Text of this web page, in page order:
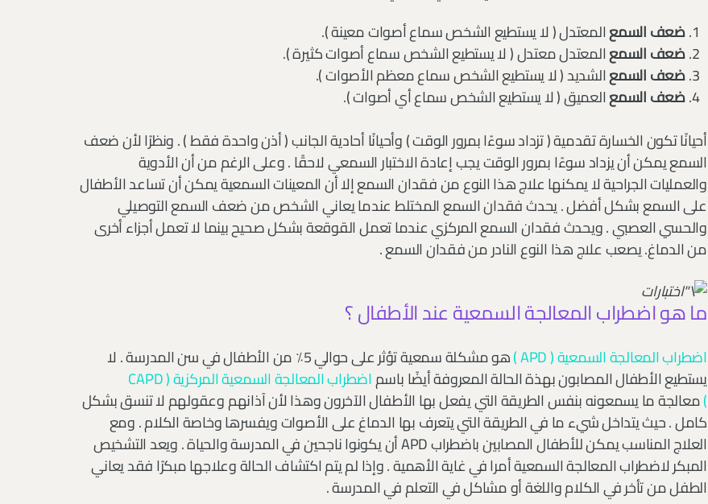
ضعف السمعالمعتدل ( لا يستطيع الشخص سماع أصوات معينة ).
ضعف السمعالمعتدل معتدل ( لا يستطيع الشخص سماع أصوات كثيرة ).
ضعف السمعالشديد ( لا يستطيع الشخص سماع معظم الأصوات ).
ضعف السمعالعميق ( لا يستطيع الشخص سماع أي أصوات ).
أحيانًا تكون الخسارة تقدمية ( تزداد سوءًا بمرور الوقت ) وأحيانًا أحادية الجانب ( أذن واحدة فقط ) . ونظرًا لأن ضعف
السمع يمكن أن يزداد سوءًا بمرور الوقت يجب إعادة الاختبار السمعي لاحقًا . وعلى الرغم من أن الأدوية
والعمليات الجراحية لا يمكنها علاج هذا النوع من فقدان السمع إلا أن المعينات السمعية يمكن أن تساعد الأطفال
على السمع بشكل أفضل . يحدث فقدان السمع المختلط عندما يعاني الشخص من ضعف السمع التوصيلي
والحسي العصبي . ويحدث فقدان السمع المركزي عندما تعمل القوقعة بشكل صحيح بينما لا تعمل أجزاء أخرى
من الدماغ. يصعب علاج هذا النوع النادر من فقدان السمع .
ما هو اضطراب المعالجة السمعية عند الأطفال ؟
اضطراب المعالجة السمعية ( APD )
هو مشكلة سمعية تؤثر على حوالي 5٪ من الأطفال في سن المدرسة . لا
يستطيع الأطفال المصابون بهذة الحالة المعروفة أيضًا باسم
اضطراب المعالجة السمعية المركزية ( CAPD
)معالجة ما يسمعونه بنفس الطريقة التي يفعل بها الأطفال الآخرون وهذا لأن آذانهم وعقولهم لا تنسق بشكل
كامل . حيث يتداخل شيء ما في الطريقة التي يتعرف بها الدماغ على الأصوات ويفسرها وخاصة الكلام . ومع
العلاج المناسب يمكن للأطفال المصابين باضطراب APD أن يكونوا ناجحين في المدرسة والحياة . ويعد التشخيص
المبكر لاضطراب المعالجة السمعية أمرا في غاية الأهمية . وإذا لم يتم اكتشاف الحالة وعلاجها مبكرًا فقد يعاني
الطفل من تأخر في الكلام واللغة أو مشاكل في التعلم في المدرسة .